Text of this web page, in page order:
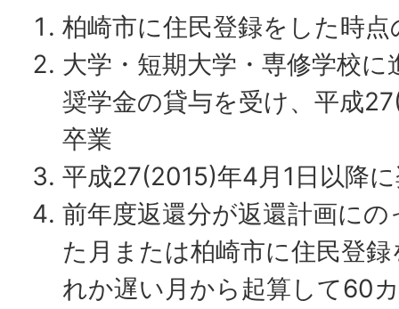
柏崎市に住民登録をした時
大学・短期大学・専修学校
奨学金の貸与を受け、平成
卒業
平成27(2015)年4月1日以降
前年度返還分が返還計画に
た月または柏崎市に住民登
れか遅い月から起算して60